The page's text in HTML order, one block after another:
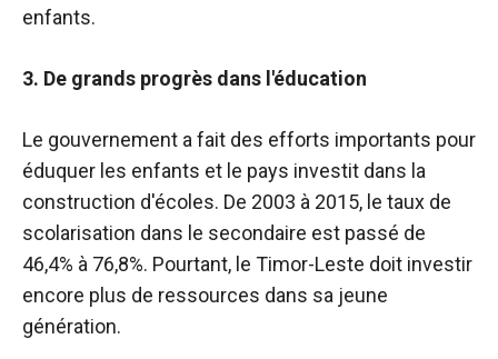
enfants.
3. De grands progrès dans l'éducation
Le gouvernement a fait des efforts importants pour
éduquer les enfants et le pays investit dans la
construction d'écoles. De 2003 à 2015, le taux de
scolarisation dans le secondaire est passé de
46,4% à 76,8%. Pourtant, le Timor-Leste doit investir
encore plus de ressources dans sa jeune
génération.